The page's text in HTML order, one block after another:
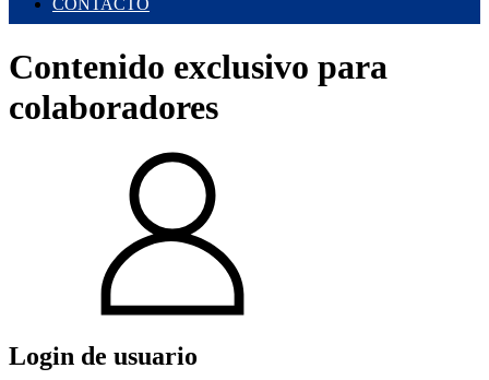
CONTACTO
Contenido exclusivo para
colaboradores
Login de usuario